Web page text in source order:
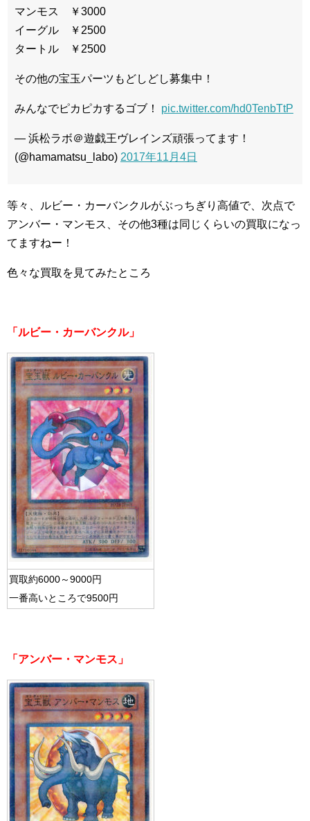
マンモス ￥3000
イーグル ￥2500
タートル ￥2500
その他の宝玉パーツもどしどし募集中！
みんなでピカピカするゴブ！ pic.twitter.com/hd0TenbTtP
— 浜松ラボ＠遊戯王ヴレインズ頑張ってます！
(@hamamatsu_labo) 2017年11月4日
等々、ルビー・カーバンクルがぶっちぎり高値で、次点で
アンバー・マンモス、その他3種は同じくらいの買取になっ
てますねー！
色々な買取を見てみたところ
「ルビー・カーバンクル」
買取約6000～9000円
一番高いところで9500円
「アンバー・マンモス」